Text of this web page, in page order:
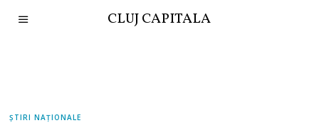
CLUJ CAPITALA
ȘTIRI NAȚIONALE